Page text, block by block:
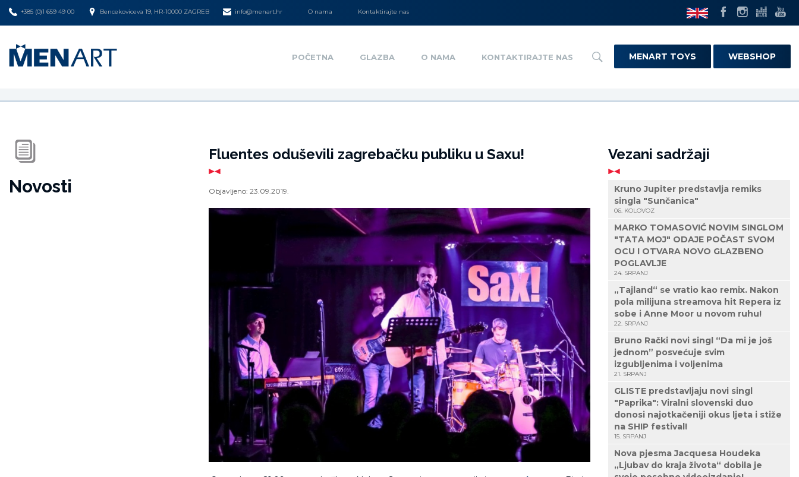
+385 (0)1 659 49 00 Bencekoviceva 19, HR-10000 ZAGREB info@menart.hr O nama Kontaktirajte nas
POČETNA GLAZBA O NAMA KONTAKTIRAJTE NAS MENART TOYS WEBSHOP
Novosti
Fluentes oduševili zagrebačku publiku u Saxu!
Objavljeno: 23.09.2019.
Vezani sadržaji
Kruno Jupiter predstavlja remiks
singla "Sunčanica"
06. KOLOVOZ
MARKO TOMASOVIĆ NOVIM SINGLOM
"TATA MOJ" ODAJE POČAST SVOM
OCU I OTVARA NOVO GLAZBENO
POGLAVLJE
24. SRPANJ
„Tajland“ se vratio kao remix. Nakon
pola milijuna streamova hit Repera iz
sobe i Anne Moor u novom ruhu!
22. SRPANJ
Bruno Rački novi singl “Da mi je još
jednom” posvećuje svim
izgubljenima i voljenima
21. SRPANJ
GLISTE predstavljaju novi singl
"Paprika": Viralni slovenski duo
donosi najotkačeniji okus ljeta i stiže
na SHIP festival!
15. SRPANJ
Nova pjesma Jacquesa Houdeka
„Ljubav do kraja života“ dobila je